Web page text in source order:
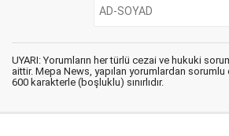
UYARI: Yorumların her türlü cezai ve hukuki
aittir. Mepa News, yapılan yorumlardan
600 karakterle (boşluklu) sınırlıdır.